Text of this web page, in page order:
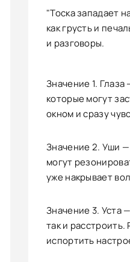
"Тоска западает
как грусть и
и разговоры.
Значение 1.
которые могут
окном и сразу
Значение 2. Уши
могут
уже накрывает
Значение 3. Уста
так и
испортить